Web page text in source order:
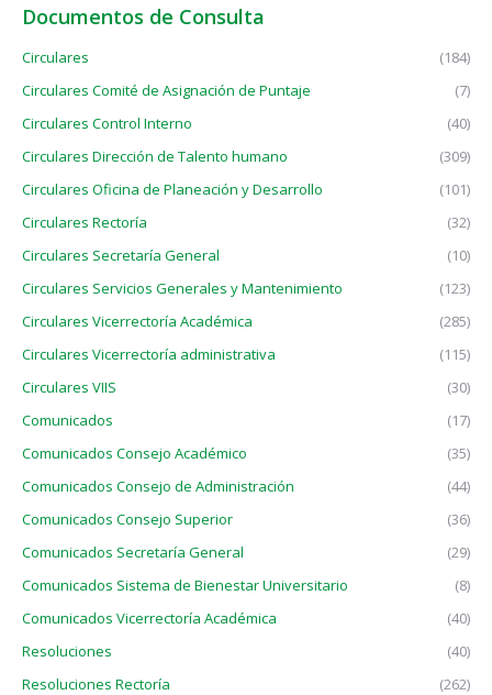
Documentos de Consulta
Circulares
(184)
Circulares Comité de Asignación de Puntaje
(7)
Circulares Control Interno
(40)
Circulares Dirección de Talento humano
(309)
Circulares Oficina de Planeación y Desarrollo
(101)
Circulares Rectoría
(32)
Circulares Secretaría General
(10)
Circulares Servicios Generales y Mantenimiento
(123)
Circulares Vicerrectoría Académica
(285)
Circulares Vicerrectoría administrativa
(115)
Circulares VIIS
(30)
Comunicados
(17)
Comunicados Consejo Académico
(35)
Comunicados Consejo de Administración
(44)
Comunicados Consejo Superior
(36)
Comunicados Secretaría General
(29)
Comunicados Sistema de Bienestar Universitario
(8)
Comunicados Vicerrectoría Académica
(40)
Resoluciones
(40)
Resoluciones Rectoría
(262)